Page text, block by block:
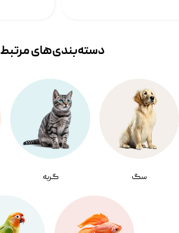
سگ گربه
دسته‌بندی‌‌های مرتبط